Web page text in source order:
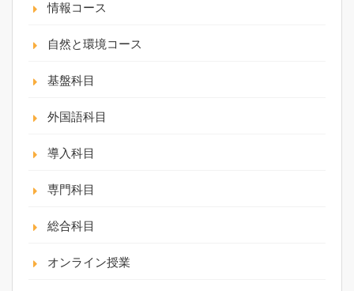
情報コース
自然と環境コース
基盤科目
外国語科目
導入科目
専門科目
総合科目
オンライン授業